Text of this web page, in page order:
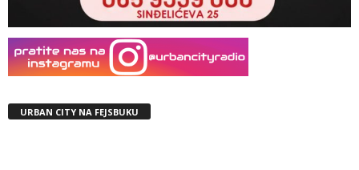
URBAN CITY NA FEJSBUKU